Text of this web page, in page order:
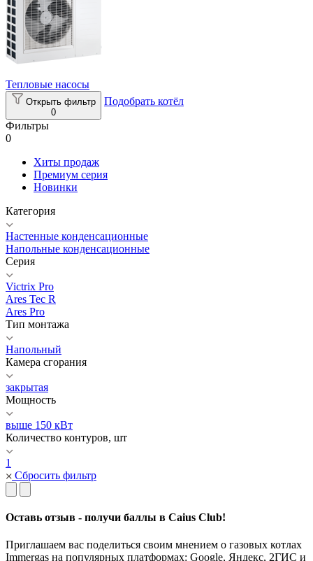
Тепловые насосы
Открыть фильтр
0
Подобрать котёл
Фильтры
0
Хиты продаж
Премиум серия
Новинки
Категория
Настенные конденсационные
Напольные конденсационные
Серия
Victrix Pro
Ares Tec R
Ares Pro
Тип монтажа
Напольный
Камера сгорания
закрытая
Мощность
выше 150 кВт
Количество контуров, шт
1
Сбросить фильтр
Оставь отзыв - получи баллы в Caius Club!
Приглашаем вас поделиться своим мнением о газовых котлах
Immergas на популярных платформах: Google, Яндекс, 2ГИС и